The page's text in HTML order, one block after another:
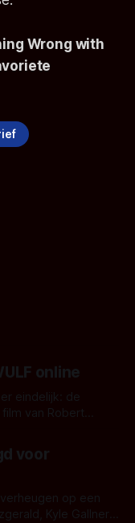
Wrong with
online
eindelijk: de
van Robert
deze keer is (kon
mee?
voor
op een
Kyle Gallner